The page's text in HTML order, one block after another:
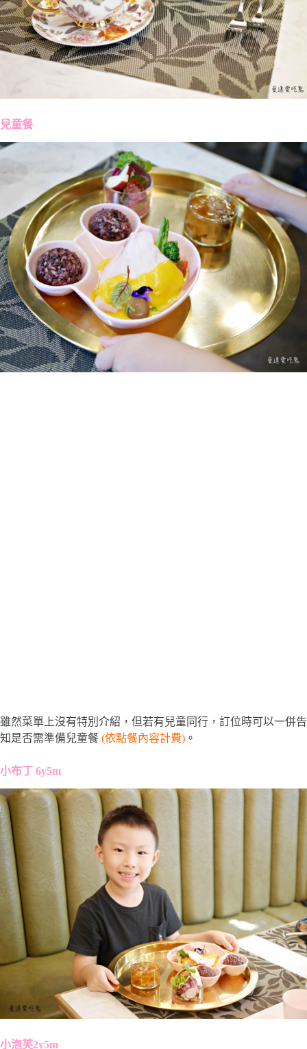
兒童餐
雖然菜單上沒有特別介紹，但若有兒童同行，訂位時可以一併告
知是否需準備兒童餐 (依點餐內容計費) 。
小布丁 6y5m
小泡芙2y5m